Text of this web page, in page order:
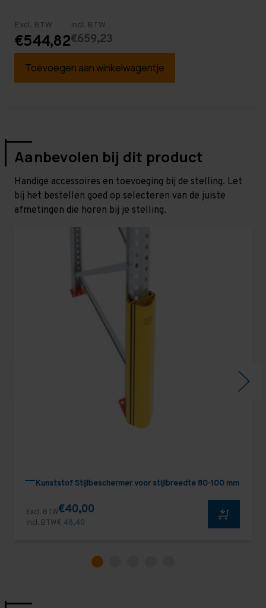
Excl. BTW
€544,82
Incl. BTW
€659,23
Toevoegen aan winkelwagentje
Aanbevolen bij dit product
Handige accessoires en toevoeging bij de stelling. Let
bij het bestellen goed op selecteren van de juiste
afmetingen die horen bij je stelling.
Kunststof Stijlbeschermer voor stijlbreedte 80-100 mm
Excl. BTW€40,00
Incl. BTW€ 48,40